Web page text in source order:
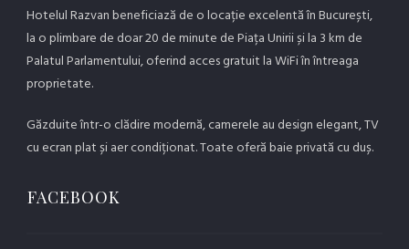
Hotelul Razvan beneficiază de o locație excelentă în București,
la o plimbare de doar 20 de minute de Piața Unirii și la 3 km de
Palatul Parlamentului, oferind acces gratuit la WiFi în întreaga
proprietate.
Găzduite într-o clădire modernă, camerele au design elegant, TV
cu ecran plat și aer condiționat. Toate oferă baie privată cu duș.
FACEBOOK